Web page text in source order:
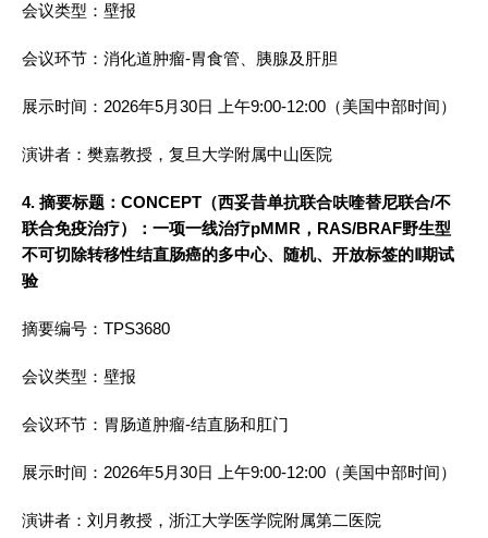
会议类型：壁报
会议环节：消化道肿瘤-胃食管、胰腺及肝胆
展示时间：2026年5月30日 上午9:00-12:00（美国中部时间）
演讲者：樊嘉教授，复旦大学附属中山医院
4. 摘要标题：CONCEPT（西妥昔单抗联合呋喹替尼联合/不
联合免疫治疗）：一项一线治疗pMMR，RAS/BRAF野生型
不可切除转移性结直肠癌的多中心、随机、开放标签的Ⅱ期试
验
摘要编号：TPS3680
会议类型：壁报
会议环节：胃肠道肿瘤-结直肠和肛门
展示时间：2026年5月30日 上午9:00-12:00（美国中部时间）
演讲者：刘月教授，浙江大学医学院附属第二医院